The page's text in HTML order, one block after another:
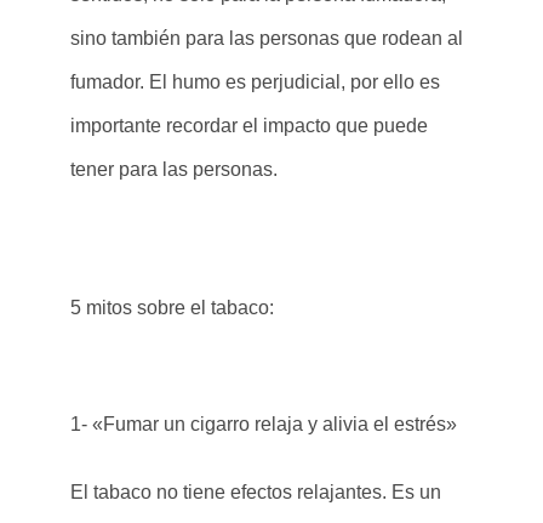
sino también para las personas que rodean al
fumador. El humo es perjudicial, por ello es
importante recordar el impacto que puede
tener para las personas.
5 mitos sobre el tabaco:
1- «Fumar un cigarro relaja y alivia el estrés»
El tabaco no tiene efectos relajantes. Es un